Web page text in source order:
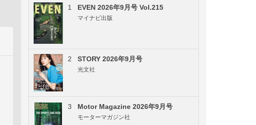
1 EVEN 2026年9月号 Vol.215
マイナビ出版
2 STORY 2026年9月号
光文社
3 Motor Magazine 2026年9月号
モーターマガジン社